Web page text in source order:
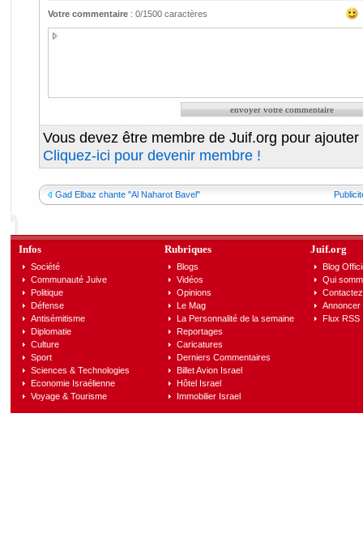
Votre commentaire: 0/1500 caractères
Vous devez être membre de Juif.org pour
Cliquez-ici pour devenir membre !
Gad Elbaz chante "Al Naharot Bavel"
Infos
Société
Communauté Juive
Politique
Défense
Antisémitisme
Diplomatie
Culture
Sport
Sciences & Technologies
Economie Israélienne
Voyage & Tourisme
Rubriques
Blogs
Vidéos
Opinions
Le Mag
La Personnalité de la semaine
Reportages
Caricatures
Derniers Commentaires
Billet Avion Israel
Hôtel Israel
Immobilier Israel
Juif.org
Blog
Qui
Annoncer
Flux RSS